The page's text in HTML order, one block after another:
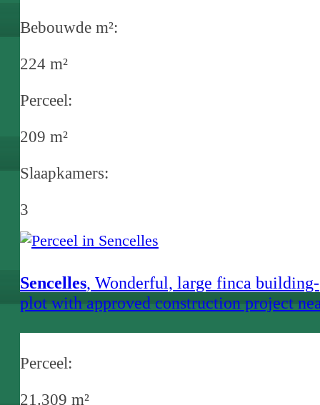
Bebouwde m²:
224 m²
Perceel:
209 m²
Slaapkamers:
3
Sencelles, Wonderful, large finca building-
plot with approved construction project
Perceel:
21.309 m²